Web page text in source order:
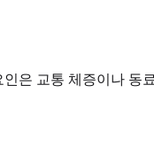
은 교통 체증이나 동